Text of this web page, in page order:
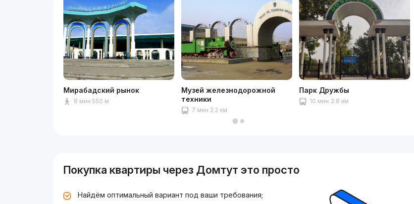
Мирабадский рынок
8 мин 550 м
Музей железнодорожной
техники
7 мин 2.2 км
Парк Дружбы
10 мин 3.8 км
Покупка квартиры через Домтут это просто
Найдём оптимальный вариант под ваши требования;